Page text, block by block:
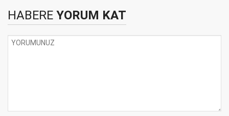
HABERE YORUM KAT